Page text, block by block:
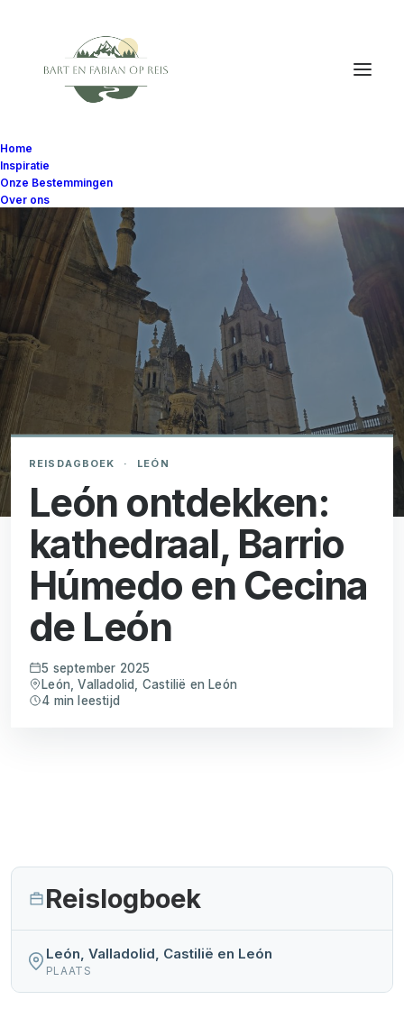
Home
Inspiratie
Onze Bestemmingen
Over ons
León ontdekken:
kathedraal, Barrio
Húmedo en Cecina
de León
REISDAGBOEK · LEÓN
5 september 2025
León, Valladolid, Castilië en León
4 min leestijd
Reislogboek
León, Valladolid, Castilië en León
PLAATS